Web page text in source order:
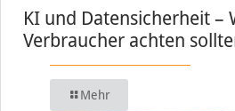
KI und Datensicherheit –
Verbraucher achten
Mehr